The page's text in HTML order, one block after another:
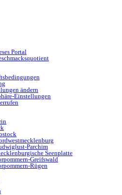
Portal
ändern
Einstellungen
Parchim
Seenplatte
Greifswald
Rügen